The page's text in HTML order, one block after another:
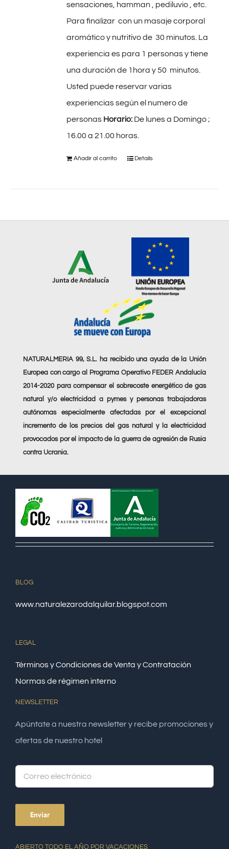
sensaciones, hamman , pediluvio , etc.
Para finalizar con un masaje corporal
aromático y nutritivo de 30 minutos. La
experiencia es para 1 personas y tiene
una duración de 1hora y 50 minutos.
Usted puede reservar varias
experiencias según el numero de
personas Horario: De lunes a Domingo ;
16.00 a 21.00 horas.
Añadir al carrito Details
NATURALMERIA 99, S.L. ha recibido una ayuda de la Unión
Europea con cargo al Programa Operativo FEDER Andalucía
2014-2020 para compensar el sobrecoste energético de gas
natural y/o electricidad a pymes y personas trabajadoras
autónomas especialmente afectadas por el excepcional
incremento de los precios del gas natural y la electricidad
provocados por el impacto de la guerra de agresión de Rusia
contra Ucrania.
BLOG
www.naturalezarodalquilar.blogspot.com
LEGAL
Términos y Condiciones de Venta y Contratación
Normas de régimen interno
NEWSLETTER
Apúntate a nuestra newsletter y recibe promociones y
ofertas de nuestro hotel
ABIERTO TODO EL AÑO POR VACACIONES